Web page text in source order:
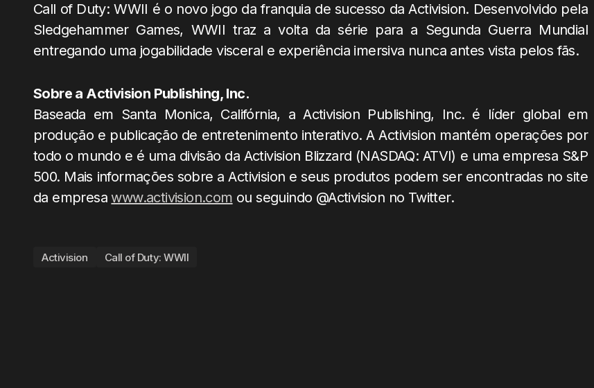
Call of Duty: WWII é o novo jogo da franquia de sucesso da Activision. Desenvolvido pela
Sledgehammer Games, WWII traz a volta da série para a Segunda Guerra Mundial
entregando uma jogabilidade visceral e experiência imersiva nunca antes vista pelos fãs.
Sobre a Activision Publishing, Inc.
Baseada em Santa Monica, Califórnia, a Activision Publishing, Inc. é líder global em
produção e publicação de entretenimento interativo. A Activision mantém operações por
todo o mundo e é uma divisão da Activision Blizzard (NASDAQ: ATVI) e uma empresa S&P
500. Mais informações sobre a Activision e seus produtos podem ser encontradas no site
da empresawww.activision.com ou seguindo @Activision no Twitter.
Activision Call of Duty: WWII